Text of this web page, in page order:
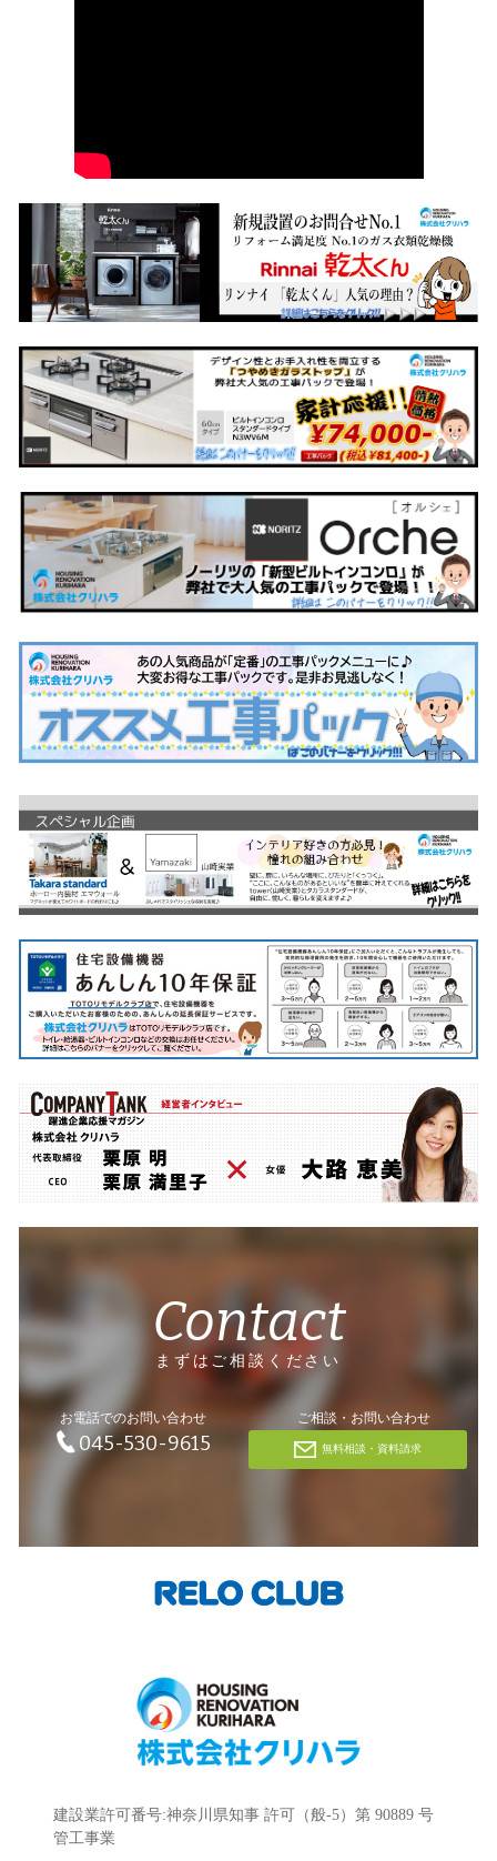
Contact
まずはご相談ください
お電話でのお問い合わせ
045-530-9615
ご相談・お問い合わせ
無料相談・資料請求
建設業許可番号:神奈川県知事 許可（般-5）第 90889 号
管工事業